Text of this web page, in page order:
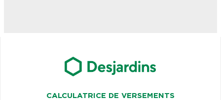
CALCULATRICE DE VERSEMENTS